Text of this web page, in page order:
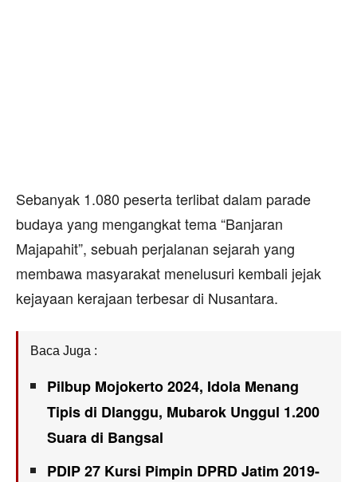
Sebanyak 1.080 peserta terlibat dalam parade
budaya yang mengangkat tema “Banjaran
Majapahit”, sebuah perjalanan sejarah yang
membawa masyarakat menelusuri kembali jejak
kejayaan kerajaan terbesar di Nusantara.
Baca Juga :
Pilbup Mojokerto 2024, Idola Menang
Tipis di Dlanggu, Mubarok Unggul 1.200
Suara di Bangsal
PDIP 27 Kursi Pimpin DPRD Jatim 2019-